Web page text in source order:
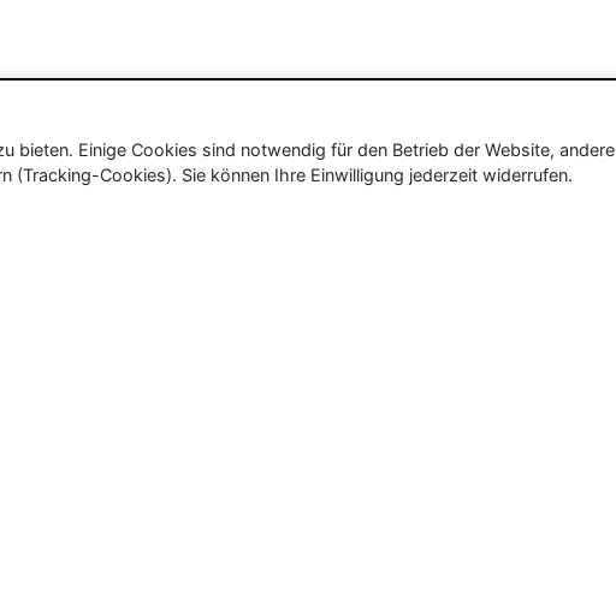
bieten. Einige Cookies sind notwendig für den Betrieb der Website, andere
Cookies). Sie können Ihre Einwilligung jederzeit widerrufen.